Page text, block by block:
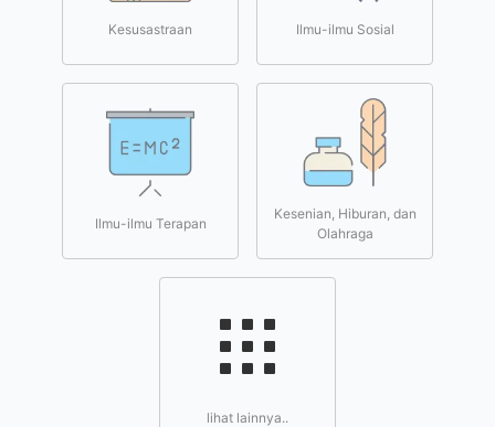
Kesusastraan Ilmu-ilmu Sosial
Ilmu-ilmu Terapan
Kesenian, Hiburan, dan
Olahraga
lihat lainnya..